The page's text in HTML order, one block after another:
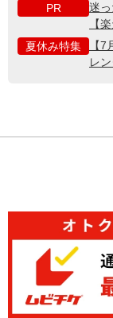
PR
迷
【
夏休み特集
【
レ